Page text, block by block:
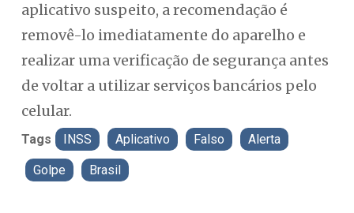
aplicativo suspeito, a recomendação é
removê-lo imediatamente do aparelho e
realizar uma verificação de segurança antes
de voltar a utilizar serviços bancários pelo
celular.
Tags INSS Aplicativo Falso Alerta
Golpe Brasil